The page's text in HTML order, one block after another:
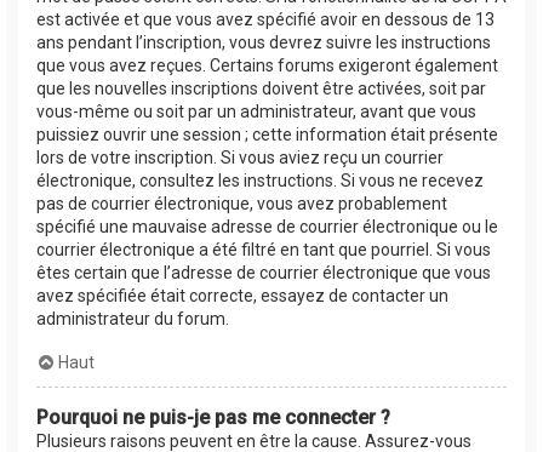
est activée et que vous avez spécifié avoir en dessous de 13
ans pendant l’inscription, vous devrez suivre les instructions
que vous avez reçues. Certains forums exigeront également
que les nouvelles inscriptions doivent être activées, soit par
vous-même ou soit par un administrateur, avant que vous
puissiez ouvrir une session ; cette information était présente
lors de votre inscription. Si vous aviez reçu un courrier
électronique, consultez les instructions. Si vous ne recevez
pas de courrier électronique, vous avez probablement
spécifié une mauvaise adresse de courrier électronique ou le
courrier électronique a été filtré en tant que pourriel. Si vous
êtes certain que l’adresse de courrier électronique que vous
avez spécifiée était correcte, essayez de contacter un
administrateur du forum.
Haut
Pourquoi ne puis-je pas me connecter ?
Plusieurs raisons peuvent en être la cause. Assurez-vous